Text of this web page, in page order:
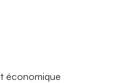
économique